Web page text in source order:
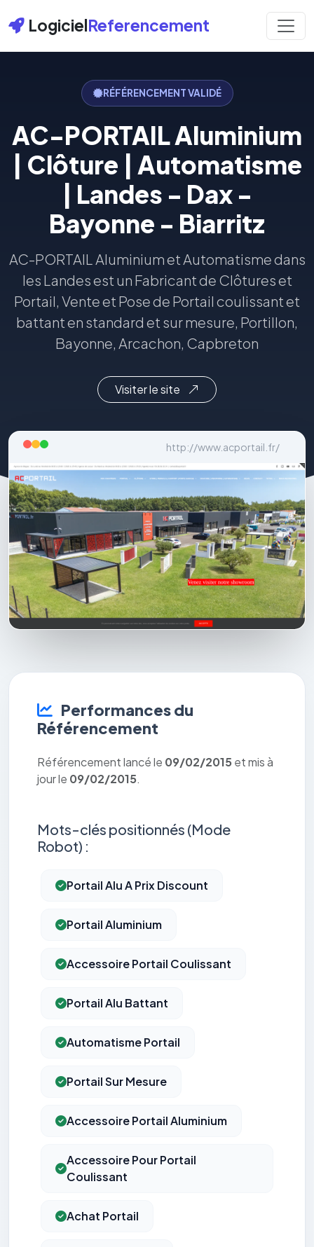
LogicielReferencement
RÉFÉRENCEMENT VALIDÉ
AC-PORTAIL Aluminium
| Clôture | Automatisme
| Landes - Dax -
Bayonne - Biarritz
AC-PORTAIL Aluminium et Automatisme dans
les Landes est un Fabricant de Clôtures et
Portail, Vente et Pose de Portail coulissant et
battant en standard et sur mesure, Portillon,
Bayonne, Arcachon, Capbreton
Visiter le site
http://www.acportail.fr/
Performances du
Référencement
Référencement lancé le 09/02/2015 et mis à
jour le 09/02/2015.
Mots-clés positionnés (Mode
Robot) :
Portail Alu A Prix Discount
Portail Aluminium
Accessoire Portail Coulissant
Portail Alu Battant
Automatisme Portail
Portail Sur Mesure
Accessoire Portail Aluminium
Accessoire Pour Portail
Coulissant
Achat Portail